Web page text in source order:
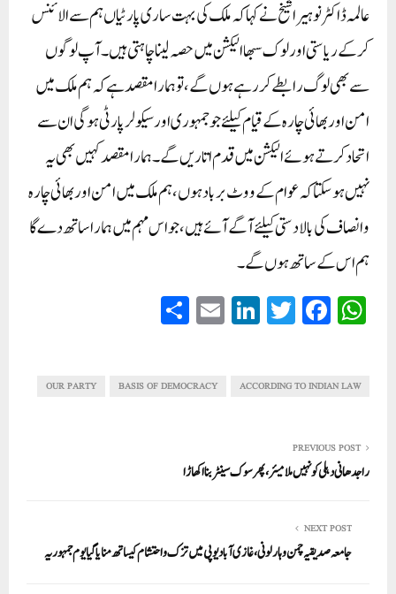
عالمہ ڈاکٹر نوہیرا شیخ نے کہا کہ ملک کی بہت ساری پارٹیاں ہم سے الائنس
کرکے ریاستی اور لوک سبھا الیکشن میں حصہ لینا چاہتی ہیں۔ آپ لوگوں
سے بھی لوگ رابطے کر رہے ہوں گے، تو ہمارا مقصد ہے کہ ہم ملک میں
امن اور بھائی چارہ کے قیام کیلئے جو جمہوری اور سیکولر پارٹی ہوگی ان سے
اتحاد کرتے ہوئے الیکشن میں قدم اتاریں گے۔ ہمارا مقصد کہیں بھی یہ
نہیں ہو سکتا کہ عوام کے ووٹ برباد ہوں، ہم ملک میں امن اور بھائی چارہ
و انصاف کی بالادستی کیلئے آگے آئے ہیں، جو اس مہم میں ہمارا ساتھ دے گا
ہم اس کے ساتھ ہوں گے۔
W
ha
A
Fa
ce
ok
T
wi
r
Li
nk
In
E
m
ACCORDING TO INDIAN LAW
BASIS OF DEMOCRACY
OUR PARTY
PREVIOUS POST
راجدھانی دہلی کو نہیں ملا میئر، پھر سوک سینٹر بنا اکھاڑا
NEXT POST
جامعہ صدیقیہ چمن وہارلونی ، غازی آباد یوپی میں تزک واحتشام کیساتھ منایا گیا یوم جمہوریہ